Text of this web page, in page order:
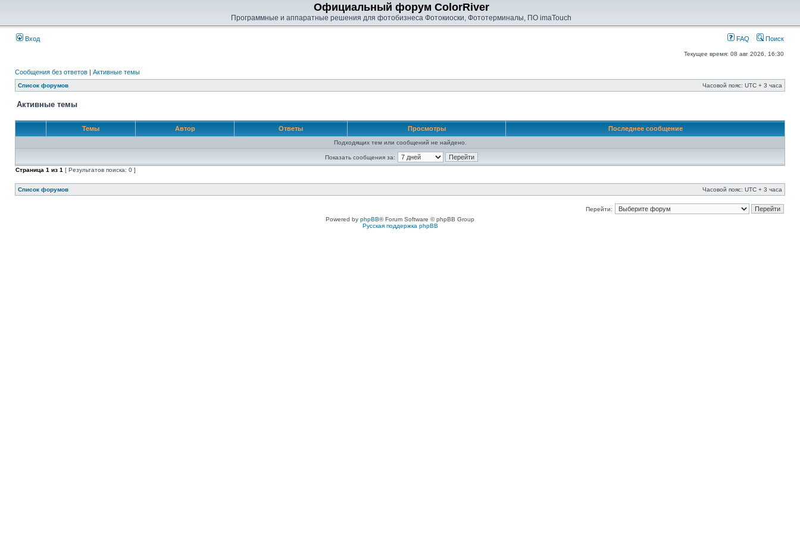
Официальный форум ColorRiver
Программные и аппаратные решения для фотобизнеса Фотокиоски, Фототерминалы, ПО imaTouch
Вход FAQ Поиск
Текущее время: 08 авг 2026, 16:30
Сообщения без ответов | Активные темы
Список форумов Часовой пояс: UTC + 3 часа
Активные темы
Темы Автор Ответы Просмотры Последнее сообщение
Подходящих тем или сообщений не найдено.
Показать сообщения за:
Страница 1 из 1 [ Результатов поиска: 0 ]
Список форумов Часовой пояс: UTC + 3 часа
Перейти:
Powered by phpBB® Forum Software © phpBB Group
Русская поддержка phpBB